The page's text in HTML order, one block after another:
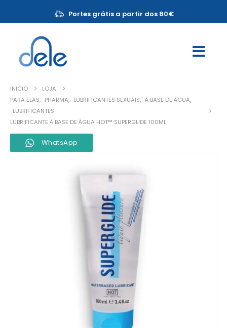
Portes grátis a partir dos 80€
INICIO
LOJA
PARA ELAS, PHARMA, LUBRIFICANTES SEXUAIS, À BASE DE ÁGUA,
LUBRIFICANTES
LUBRIFICANTE À BASE DE ÁGUA HOT™ SUPERGLIDE 100ML
WhatsApp